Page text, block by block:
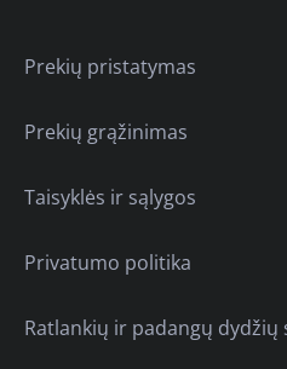
Prekių pristatymas
Prekių grąžinimas
Taisyklės ir sąlygos
Privatumo politika
Ratlankių ir padangų dydžių